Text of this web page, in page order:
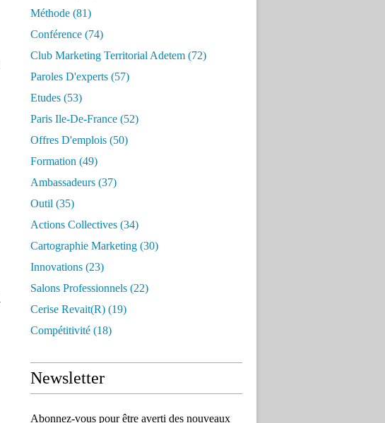
Méthode (81)
Conférence (74)
Club Marketing Territorial Adetem (72)
Paroles D'experts (57)
Etudes (53)
Paris Ile-De-France (52)
Offres D'emplois (50)
Formation (49)
Ambassadeurs (37)
Outil (35)
Actions Collectives (34)
Cartographie Marketing (30)
Innovations (23)
Salons Professionnels (22)
Cerise Revait(r) (19)
Compétitivité (18)
Newsletter
Abonnez-vous pour être averti des nouveaux